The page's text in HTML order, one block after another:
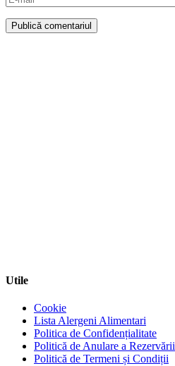
Publică comentariul
Utile
Cookie
Lista Alergeni Alimentari
Politica de Confidențialitate
Politică de Anulare a Rezervării
Politică de Termeni și Condiții